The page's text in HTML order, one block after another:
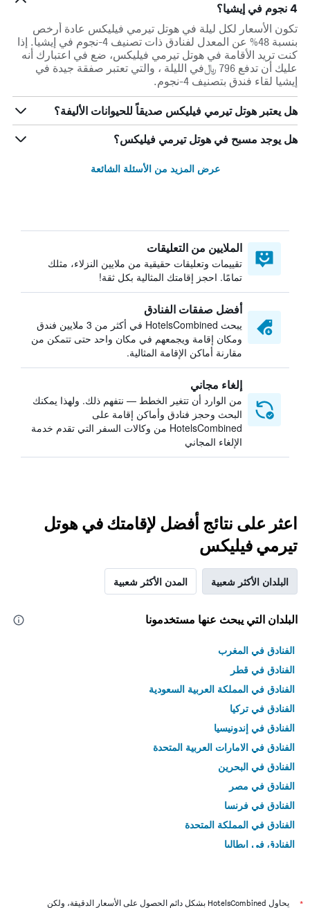
4 نجوم في إيشيا؟
تكون الأسعار لكل ليلة في هوتل تيرمي فيليكس عادة أرخص
بنسبة 48% عن المعدل لفنادق ذات تصنيف 4-نجوم في إيشيا. إذا
كنت تريد الأقامة في هوتل تيرمي فيليكس، ضع في اعتبارك أنه
عليك أن تدفع 796 ﷼في الليلة ، والتي تعتبر صفقة جيدة في
إيشيا لقاء فندق بتصنيف 4-نجوم.
هل يعتبر هوتل تيرمي فيليكس صديقاً للحيوانات الأليفة؟
هل يوجد مسبح في هوتل تيرمي فيليكس؟
عرض المزيد من الأسئلة الشائعة
الملايين من التعليقات
تقييمات وتعليقات حقيقية من ملايين النزلاء، مثلك
تمامًا. احجز إقامتك المثالية بكل ثقة!
أفضل صفقات الفنادق
يبحث HotelsCombined في أكثر من 3 ملايين فندق
ومكان إقامة ويجمعهم في مكان واحد حتى تتمكن من
مقارنة أماكن الإقامة المثالية.
إلغاء مجاني
من الوارد أن تتغير الخطط — نتفهم ذلك. ولهذا يمكنك
البحث وحجز فنادق وأماكن إقامة على
HotelsCombined من وكالات السفر التي تقدم خدمة
الإلغاء المجاني
اعثر على نتائج أفضل لإقامتك في هوتل
تيرمي فيليكس
البلدان الأكثر شعبية المدن الأكثر شعبية
البلدان التي يبحث عنها مستخدمونا
الفنادق في المغرب
الفنادق في قطر
الفنادق في المملكة العربية السعودية
الفنادق في تركيا
الفنادق في إندونيسيا
الفنادق في الامارات العربية المتحدة
الفنادق في البحرين
الفنادق في مصر
الفنادق في فرنسا
الفنادق في المملكة المتحدة
الفنادق في إيطاليا
* يحاول HotelsCombined بشكل دائم الحصول على الأسعار الدقيقة، ولكن